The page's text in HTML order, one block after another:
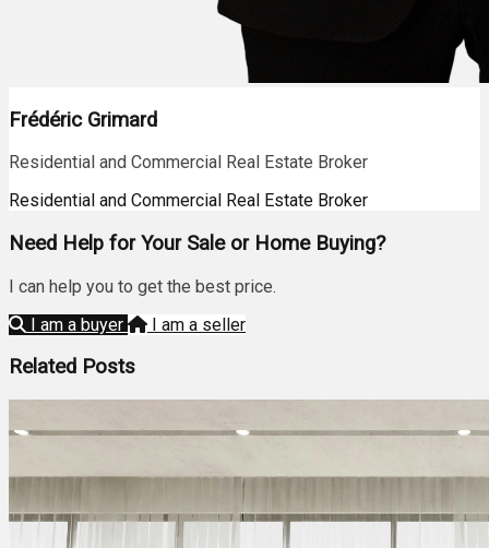
Frédéric Grimard
Residential and Commercial Real Estate Broker
Residential and Commercial Real Estate Broker
Need Help for Your Sale or Home Buying?
I can help you to get the best price.
I am a buyer
I am a seller
Related Posts